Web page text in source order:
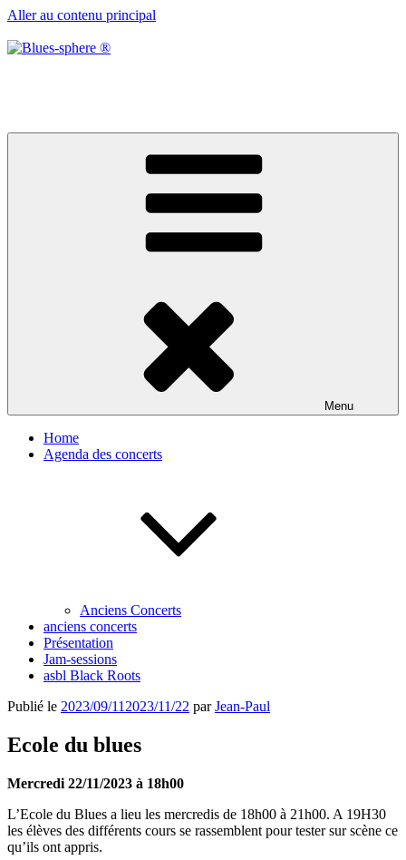
Aller au contenu principal
Menu
Home
Agenda des concerts
Anciens Concerts
anciens concerts
Présentation
Jam-sessions
asbl Black Roots
Publié le 2023/09/11 2023/11/22 parJean-Paul
Ecole du blues
Mercredi 22/11/2023 à 18h00
L’Ecole du Blues a lieu les mercredis de 18h00 à 21h00. A 19H30
les élèves des différents cours se rassemblent pour tester sur scène ce
qu’ils ont appris.